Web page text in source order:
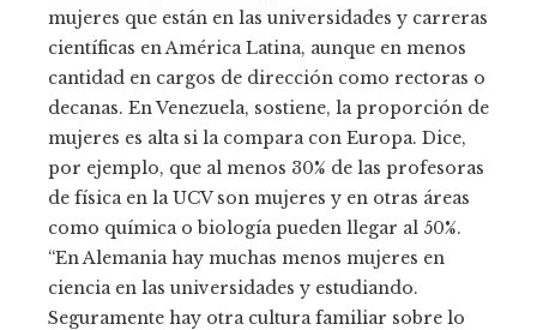
mujeres que están en las universidades y carreras
científicas en América Latina, aunque en menos
cantidad en cargos de dirección como rectoras o
decanas. En Venezuela, sostiene, la proporción de
mujeres es alta si la compara con Europa. Dice,
por ejemplo, que al menos 30% de las profesoras
de física en la UCV son mujeres y en otras áreas
como química o biología pueden llegar al 50%.
“En Alemania hay muchas menos mujeres en
ciencia en las universidades y estudiando.
Seguramente hay otra cultura familiar sobre lo